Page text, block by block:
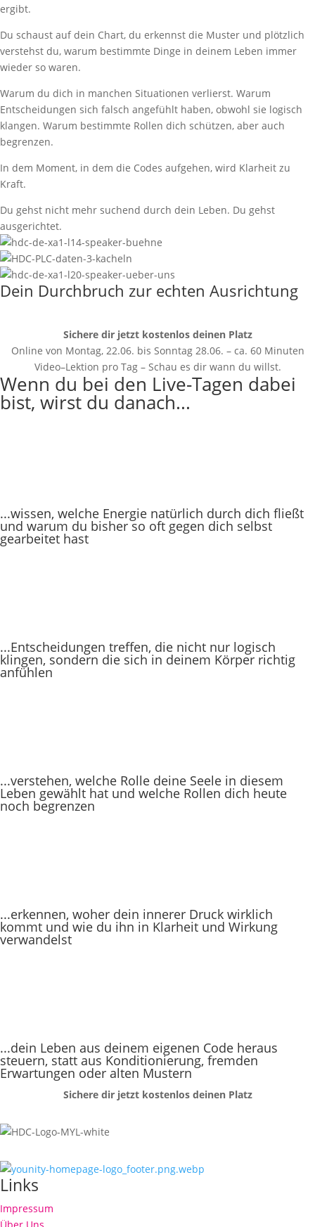
ergibt.
Du schaust auf dein Chart, du erkennst die Muster und plötzlich
verstehst du, warum bestimmte Dinge in deinem Leben immer
wieder so waren.
Warum du dich in manchen Situationen verlierst. Warum
Entscheidungen sich falsch angefühlt haben, obwohl sie logisch
klangen. Warum bestimmte Rollen dich schützen, aber auch
begrenzen.
In dem Moment, in dem die Codes aufgehen, wird Klarheit zu
Kraft.
Du gehst nicht mehr suchend durch dein Leben. Du gehst
ausgerichtet.
Dein Durchbruch zur echten Ausrichtung
Sichere dir jetzt kostenlos deinen Platz
Online von Montag, 22.06. bis Sonntag 28.06. – ca. 60 Minuten
Video–Lektion pro Tag – Schau es dir wann du willst.
Wenn du bei den Live-Tagen dabei
bist, wirst du danach...
...wissen, welche Energie natürlich durch dich fließt
und warum du bisher so oft gegen dich selbst
gearbeitet hast
...Entscheidungen treffen, die nicht nur logisch
klingen, sondern die sich in deinem Körper richtig
anfühlen
...verstehen, welche Rolle deine Seele in diesem
Leben gewählt hat und welche Rollen dich heute
noch begrenzen
...erkennen, woher dein innerer Druck wirklich
kommt und wie du ihn in Klarheit und Wirkung
verwandelst
...dein Leben aus deinem eigenen Code heraus
steuern, statt aus Konditionierung, fremden
Erwartungen oder alten Mustern
Sichere dir jetzt kostenlos deinen Platz
Links
Impressum